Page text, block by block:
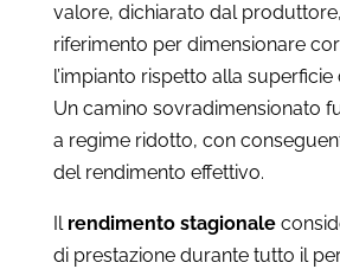
valore, dichiarato dal
riferimento per dimensionare
l’impianto rispetto alla superficie
Un camino sovradimensionato
a regime ridotto, con
del rendimento effettivo.
Il rendimento stagionale
di prestazione durante tutto il